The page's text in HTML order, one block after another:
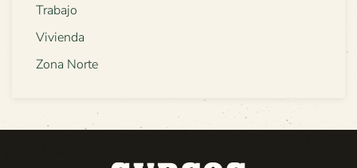
Trabajo
Vivienda
Zona Norte